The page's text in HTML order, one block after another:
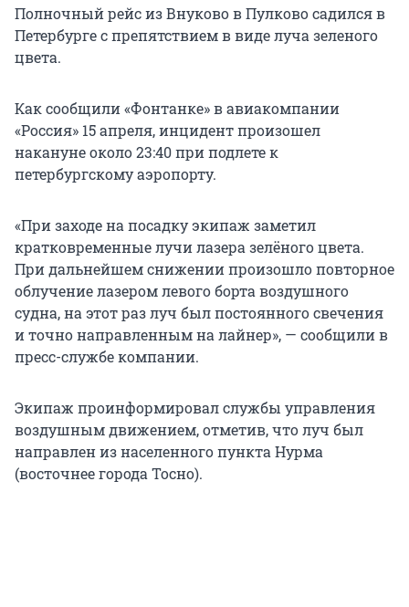
Полночный рейс из Внуково в Пулково садился в
Петербурге с препятствием в виде луча зеленого
цвета.
Как сообщили «Фонтанке» в авиакомпании
«Россия» 15 апреля, инцидент произошел
накануне около 23:40 при подлете к
петербургскому аэропорту.
«При заходе на посадку экипаж заметил
кратковременные лучи лазера зелёного цвета.
При дальнейшем снижении произошло повторное
облучение лазером левого борта воздушного
судна, на этот раз луч был постоянного свечения
и точно направленным на лайнер», — сообщили в
пресс-службе компании.
Экипаж проинформировал службы управления
воздушным движением, отметив, что луч был
направлен из населенного пункта Нурма
(восточнее города Тосно).